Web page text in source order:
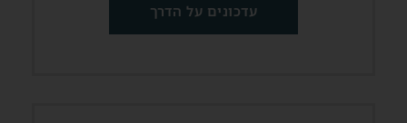
עדכונים על הדרך